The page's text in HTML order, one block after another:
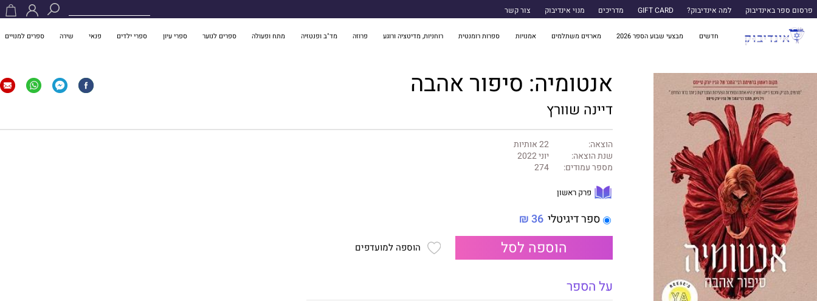
פרסום ספר באינדיבוק למה אינדיבוק? GIFT CARD מדריכים מנוי אינדיבוק צור קשר
חדשים מבצעי שבוע הספר 2026 מארזים משתלמים אמנויות ספרות רומנטית רוחניות, מדיטציה ורוגע פרוזה מד"ב ופנטזיה מתח ופעולה ספרים לנוער ספרי עיון ספרי ילדים פנאי שירה ספרים למנויים
אנטומיה: סיפור אהבה
דיינה שוורץ
הוצאה:
22 אותיות
שנת הוצאה:
יוני 2022
מספר עמודים:
274
פרק ראשון
ספר דיגיטלי 36 ₪
הוספה לסל הוספה למועדפים
על הספר